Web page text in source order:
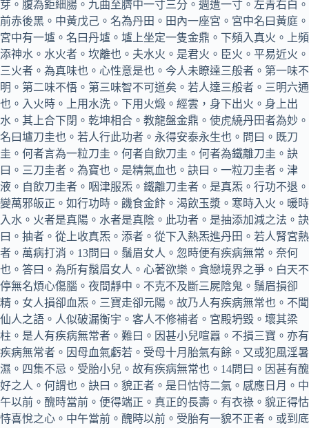
芽。腹為鉅細腸。九曲至臍中一寸三分。週遭一寸。左青右白。
前赤後黑。中黃戊己。名為丹田。田內一座宮。宮中名曰黃庭。
宮中有一壚。名曰丹壚。壚上坐定一隻金鼎。下頻入真火。上頻
添神水。水火者。坎離也。夫水火。是君火。臣火。平易近火。
三火者。為真味也。心性意是也。今人未瞭達三般者。第一味不
明。第二味不悟。第三味智不可道矣。若人達三般者。三明六通
也。入火時。上用水洗。下用火煅。經雲，身下出火。身上出
水。其上合下閉。乾坤相合。教龍盤金鼎。使虎繞丹田者為妙。
名曰壚刀圭也。若人行此功者。永得安泰永生也。問曰。既刀
圭。何者言為一粒刀圭。何者自飲刀圭。何者為鐵離刀圭。訣
曰。三刀圭者。為寶也。是精氣血也。訣曰。一粒刀圭者。津
液。自飲刀圭者。咽津服炁。鐵離刀圭者。是真炁。行功不退。
變萬邪皈正。如行功時。饑食金飰。渴飲玉漿。寒時入火。暖時
入水。火者是真陽。水者是真陰。此功者。是抽添加減之法。訣
曰。抽者。從上收真炁。添者。從下入熱炁進丹田。若人腎宮熱
者。萬病打消。13問曰。鬚眉女人。忽時便有疾病無常。奈何
也。答曰。為所有鬚眉女人。心著欲樂。貪戀境界之爭。白天不
停無名煩心傷腦。夜間靜中。不克不及斷三屍陰鬼。鬚眉損卻
精。女人損卻血炁。三寶走卻元陽。故乃人有疾病無常也。不聞
仙人之語。人似破漏衡宇。客人不修補者。宮殿坍毀。壞其梁
柱。是人有疾病無常者。難曰。因甚小兒喧囂。不損三寶。亦有
疾病無常者。因母血氣虧若。受母十月胎氣有餘。又或犯風淫暑
濕。四集不忌。受胎小兒。故有疾病無常也。14問曰。因甚有醜
好之人。何謂也。訣曰。貌正者。是日怙恃二氣。感應日月。中
午以前。醜時當前。便得端正。真正的長壽。有衣祿。貌正得怙
恃喜悅之心。中午當前。醜時以前。受胎有一貌不正者。或到底